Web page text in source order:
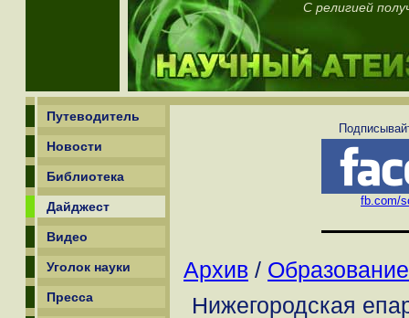
С религией
Путеводитель
Новости
Библиотека
Дайджест
Видео
Уголок науки
Пресса
fb.com/
Архив / Образование
Нижегородская